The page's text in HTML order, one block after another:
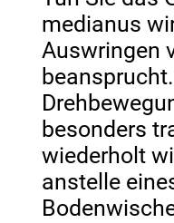
medianus
Auswringen
besonders
wiederholt
anstelle